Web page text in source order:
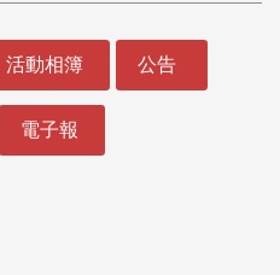
活動相簿 公告
電子報